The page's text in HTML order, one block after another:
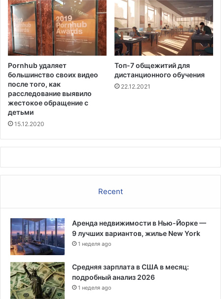
н
а
й
д
е
н
ы
,
г
о
о
и
т
е
р
и
а
л
а
х
с
с
о
х
р
а
н
я
ю
щ
и
й
п
а
р
т
Pornhub удаляет
большинство своих видео
после того, как
расследование выявило
жестокое обращение с
детьми
15.12.2020
Топ-7 общежитий для
дистанционного обучения
22.12.2021
Recent
Аренда недвижимости в Нью-Йорке —
9 лучших вариантов, жилье New York
1 неделя ago
Средняя зарплата в США в месяц:
подробный анализ 2026
1 неделя ago